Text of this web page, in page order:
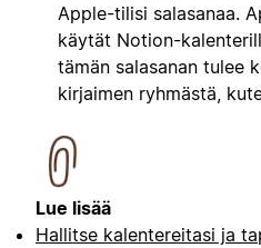
Apple-tilisi salasanaa.
käytät Notion-
tämän salasanan tulee
kirjaimen ryhmästä,
Lue lisää
Hallitse kalentereitasi ja